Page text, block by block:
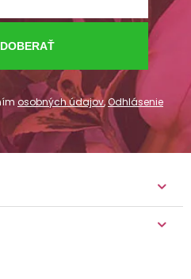
osobných údajov,Odhlásenie